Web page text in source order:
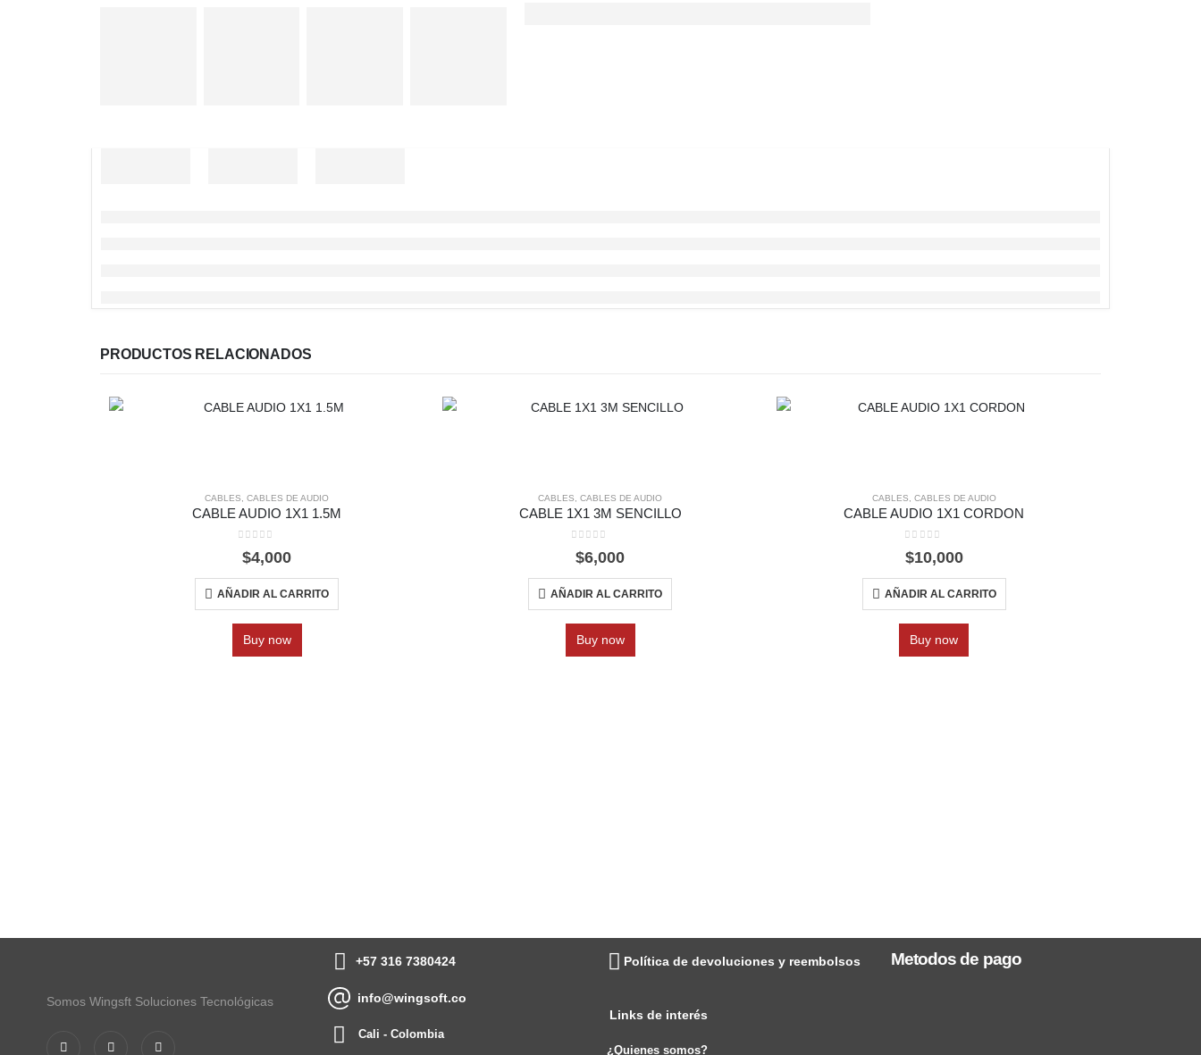
PRODUCTOS RELACIONADOS
CABLES ,CABLES DE AUDIO
CABLE AUDIO 1X1 1.5M
out of 5
$4,000
AÑADIR AL CARRITO
Buy now
CABLES ,CABLES DE AUDIO
CABLE 1X1 3M SENCILLO
out of 5
$6,000
AÑADIR AL CARRITO
Buy now
CABLES CABLES DE AUDIO
CABLE AUDIO 1X1 CORDON
0
$10,000
AÑADIR AL CARRITO
Buy now
Somos Wingsft Soluciones Tecnológicas
+57 316 7380424
info@wingsoft.co
Cali - Colombia
Política de devoluciones y reembolsos
Links de interés
¿Quienes somos?
Metodos de pago